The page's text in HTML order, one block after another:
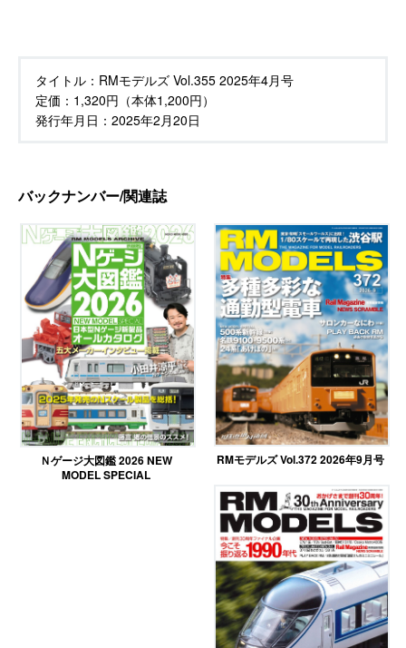
タイトル： RMモデルズ Vol.355 2025年4月号
定価： 1,320円（本体1,200円）
発行年月日： 2025年2月20日
バックナンバー/関連誌
Ｎゲージ大図鑑 2026 NEW
MODEL SPECIAL
RMモデルズ Vol.372 2026年9月号